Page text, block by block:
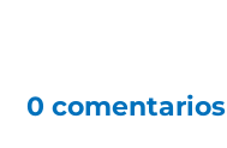
0 comentarios